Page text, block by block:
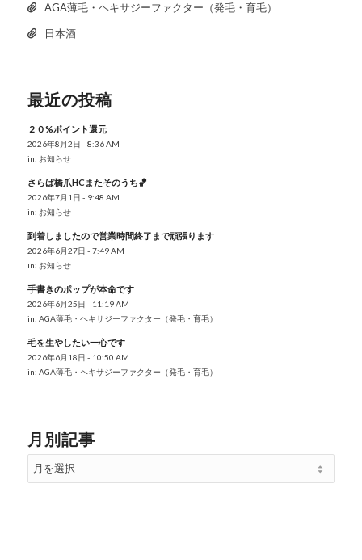
AGA薄毛・ヘキサジーファクター（発毛・育毛）
日本酒
最近の投稿
２０%ポイント還元
2026年8月2日 - 8:36 AM
in: お知らせ
さらば橋爪HCまたそのうち🏀
2026年7月1日 - 9:48 AM
in: お知らせ
到着しましたので営業時間終了まで頑張ります
2026年6月27日 - 7:49 AM
in: お知らせ
手書きのポップが本命です
2026年6月25日 - 11:19 AM
in: AGA薄毛・ヘキサジーファクター（発毛・育毛）
毛を生やしたい一心です
2026年6月18日 - 10:50 AM
in: AGA薄毛・ヘキサジーファクター（発毛・育毛）
月別記事